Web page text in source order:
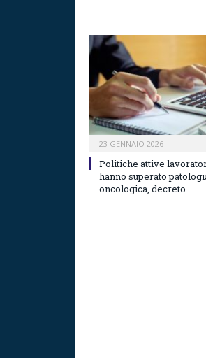
23 GENNAIO 2026
Politiche attive
hanno superato
oncologica, decreto